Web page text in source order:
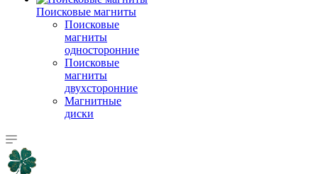
Поисковые магниты
Поисковые
магниты
односторонние
Поисковые
магниты
двухсторонние
Магнитные
диски